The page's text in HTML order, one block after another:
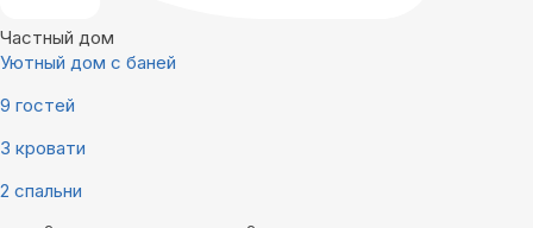
Частный дом
Уютный дом с баней
9 гостей
3 кровати
2 спальни